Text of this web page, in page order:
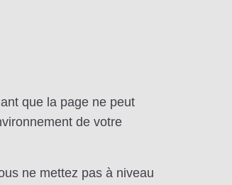
que la page ne peut
de votre
ne mettez pas à niveau